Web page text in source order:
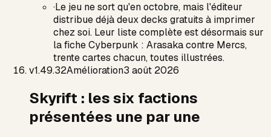
·Le jeu ne sort qu'en octobre, mais l'éditeur
distribue déjà deux decks gratuits à imprimer
chez soi. Leur liste complète est désormais sur
la fiche Cyberpunk : Arasaka contre Mercs,
trente cartes chacun, toutes illustrées.
v1.49.32Amélioration3 août 2026
Skyrift : les six factions
présentées une par une